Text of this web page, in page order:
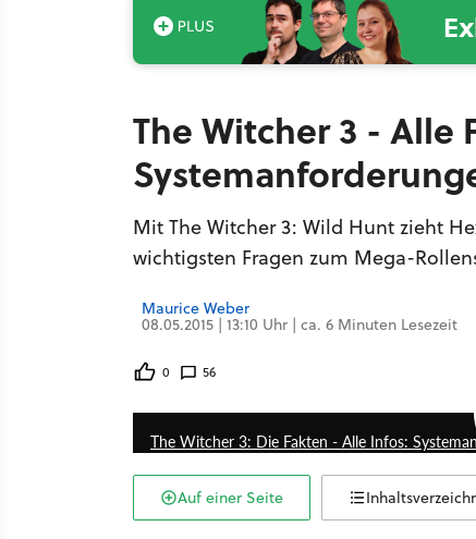
The Witcher 3 - Alle
Mit The Witcher 3: Wild Hunt zieht
wichtigsten Fragen zum Mega-
Maurice Weber
08.05.2015 | 13:10 Uhr | ca. 6 Minuten Lesezeit
0 56
The Witcher 3: Die Fakten - Alle Infos:
Auf einer Seite